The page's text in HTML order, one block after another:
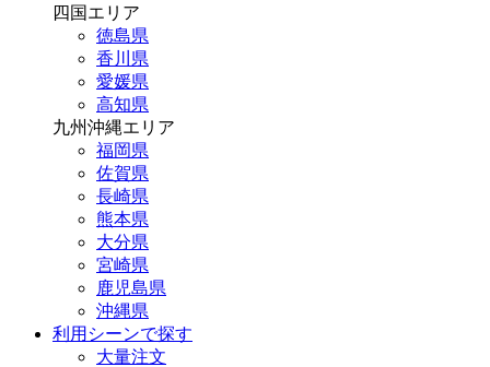
四国エリア
徳島県
香川県
愛媛県
高知県
九州沖縄エリア
福岡県
佐賀県
長崎県
熊本県
大分県
宮崎県
鹿児島県
沖縄県
利用シーンで探す
大量注文